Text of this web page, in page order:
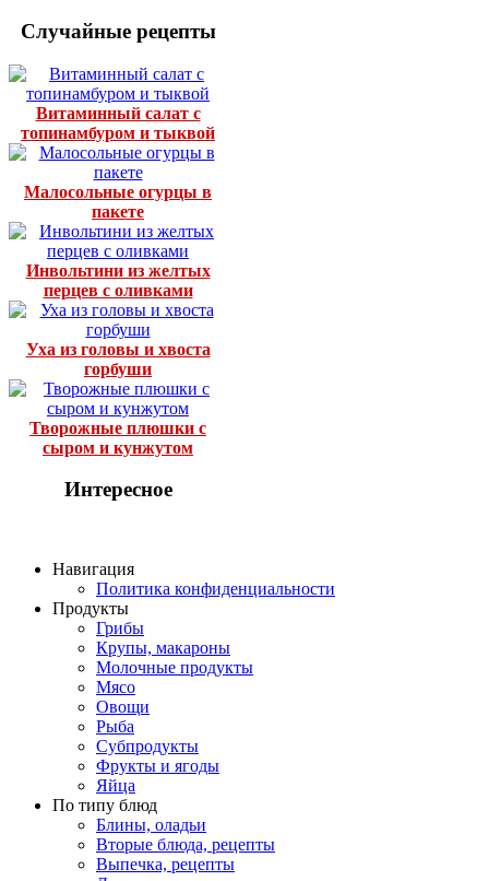
Случайные рецепты
Витаминный салат с
топинамбуром и тыквой
Малосольные огурцы в
пакете
Инвольтини из желтых
перцев с оливками
Уха из головы и хвоста
горбуши
Творожные плюшки с
сыром и кунжутом
Интересное
Навигация
Политика конфиденциальности
Продукты
Грибы
Крупы, макароны
Молочные продукты
Мясо
Овощи
Рыба
Субпродукты
Фрукты и ягоды
Яйца
По типу блюд
Блины, оладьи
Вторые блюда, рецепты
Выпечка, рецепты